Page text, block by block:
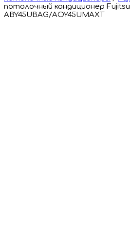
потолочный кондиционер Fujitsu
ABY45UBAG/AOY45UMAXT